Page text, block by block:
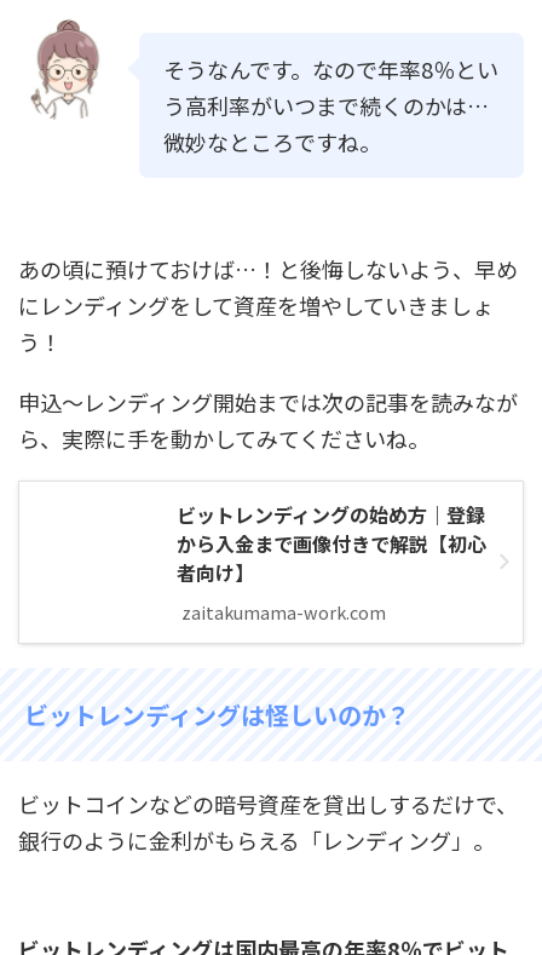
そうなんです。なので年率8％とい
う高利率がいつまで続くのかは…
微妙なところですね。
あの頃に預けておけば…！と後悔しないよう、早め
にレンディングをして資産を増やしていきましょ
う！
申込～レンディング開始までは次の記事を読みなが
ら、実際に手を動かしてみてくださいね。
ビットレンディングの始め方｜登録
から入金まで画像付きで解説【初心
者向け】
zaitakumama-work.com
ビットレンディングは怪しいのか？
ビットコインなどの暗号資産を貸出しするだけで、
銀行のように金利がもらえる「レンディング」。
ビットレンディングは国内最高の年率8％でビット